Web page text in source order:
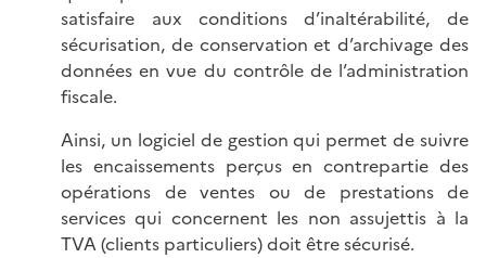
satisfaire aux conditions d’inaltérabilité, de
sécurisation, de conservation et d’archivage des
données en vue du contrôle de l’administration
fiscale.
Ainsi, un logiciel de gestion qui permet de suivre
les encaissements perçus en contrepartie des
opérations de ventes ou de prestations de
services qui concernent les non assujettis à la
TVA (clients particuliers) doit être sécurisé.